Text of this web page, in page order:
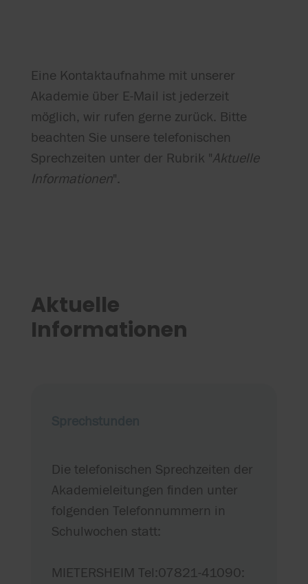
Eine Kontaktaufnahme mit unserer
Akademie über E-Mail ist jederzeit
möglich, wir rufen gerne zurück. Bitte
beachten Sie unsere telefonischen
Sprechzeiten unter der Rubrik "Aktuelle
Informationen".
Aktuelle
Informationen
Die telefonischen Sprechzeiten der
Akademieleitungen finden unter
folgenden Telefonnummern in
Schulwochen statt:
MIETERSHEIM Tel:07821-41090: